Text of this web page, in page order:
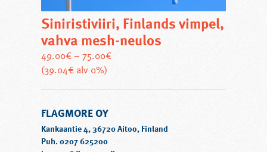
Siniristiviiri, Finlands vimpel,
vahva mesh-neulos
49.00€– 75.00€
(39.04€ alv 0%)
useampi
muunnelma.
Voit
FLAGMORE OY
Kankaantie 4, 36720 Aitoo, Finland
Puh. 0207 625200